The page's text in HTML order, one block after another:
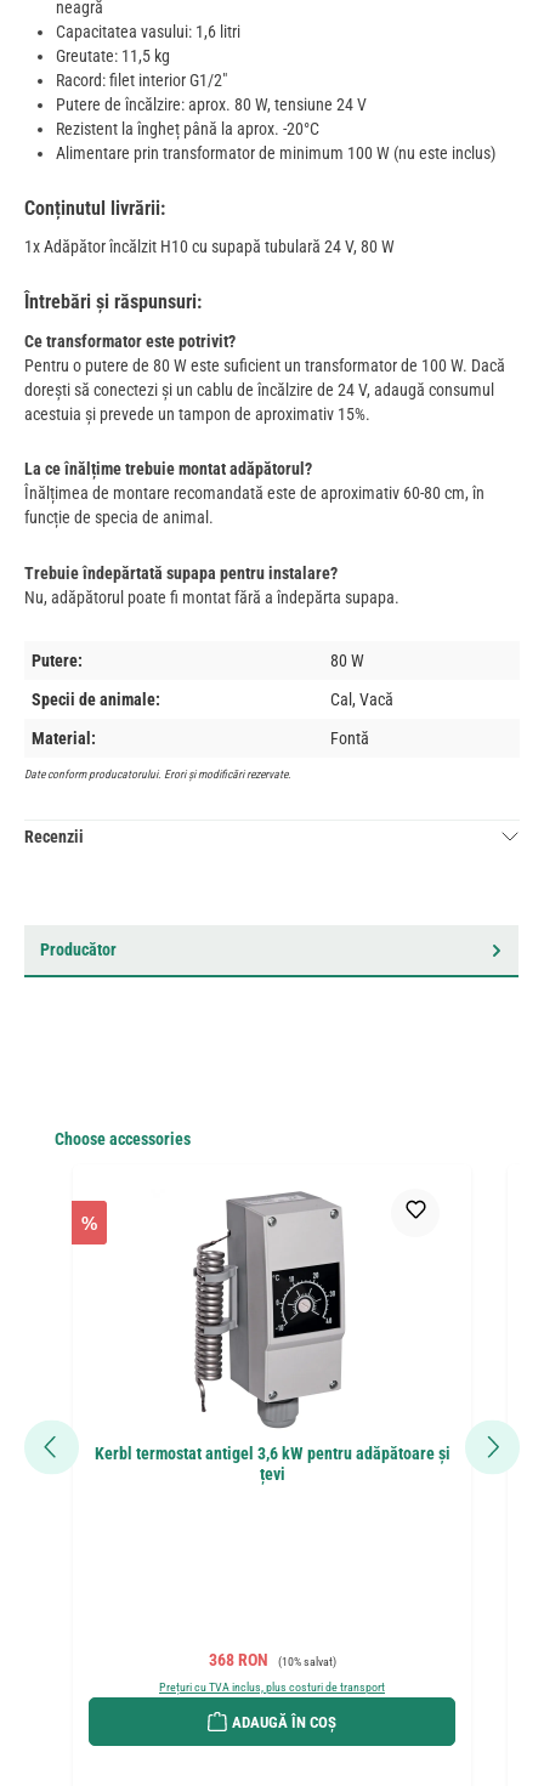
neagră
Capacitatea vasului: 1,6 litri
Greutate: 11,5 kg
Racord: filet interior G1/2"
Putere de încălzire: aprox. 80 W, tensiune 24 V
Rezistent la îngheț până la aprox. -20°C
Alimentare prin transformator de minimum 100 W (nu este inclus)
Conținutul livrării:
1x Adăpător încălzit H10 cu supapă tubulară 24 V, 80 W
Întrebări și răspunsuri:
Ce transformator este potrivit?
Pentru o putere de 80 W este suficient un transformator de 100 W. Dacă
dorești să conectezi și un cablu de încălzire de 24 V, adaugă consumul
acestuia și prevede un tampon de aproximativ 15%.
La ce înălțime trebuie montat adăpătorul?
Înălțimea de montare recomandată este de aproximativ 60-80 cm, în
funcție de specia de animal.
Trebuie îndepărtată supapa pentru instalare?
Nu, adăpătorul poate fi montat fără a îndepărta supapa.
Putere:
80 W
Specii de animale:
Cal, Vacă
Material:
Fontă
Date conform producatorului. Erori și modificări rezervate.
Recenzii
Producător
Sari peste galeria de produse
Choose accessories
%
Kerbl termostat antigel 3,6 kW pentru adăpătoare și
țevi
Preț de vânzare:
368 RON Preț obișnuit:
(10% salvat)
Prețuri cu TVA inclus, plus costuri de transport
ADAUGĂ ÎN COȘ